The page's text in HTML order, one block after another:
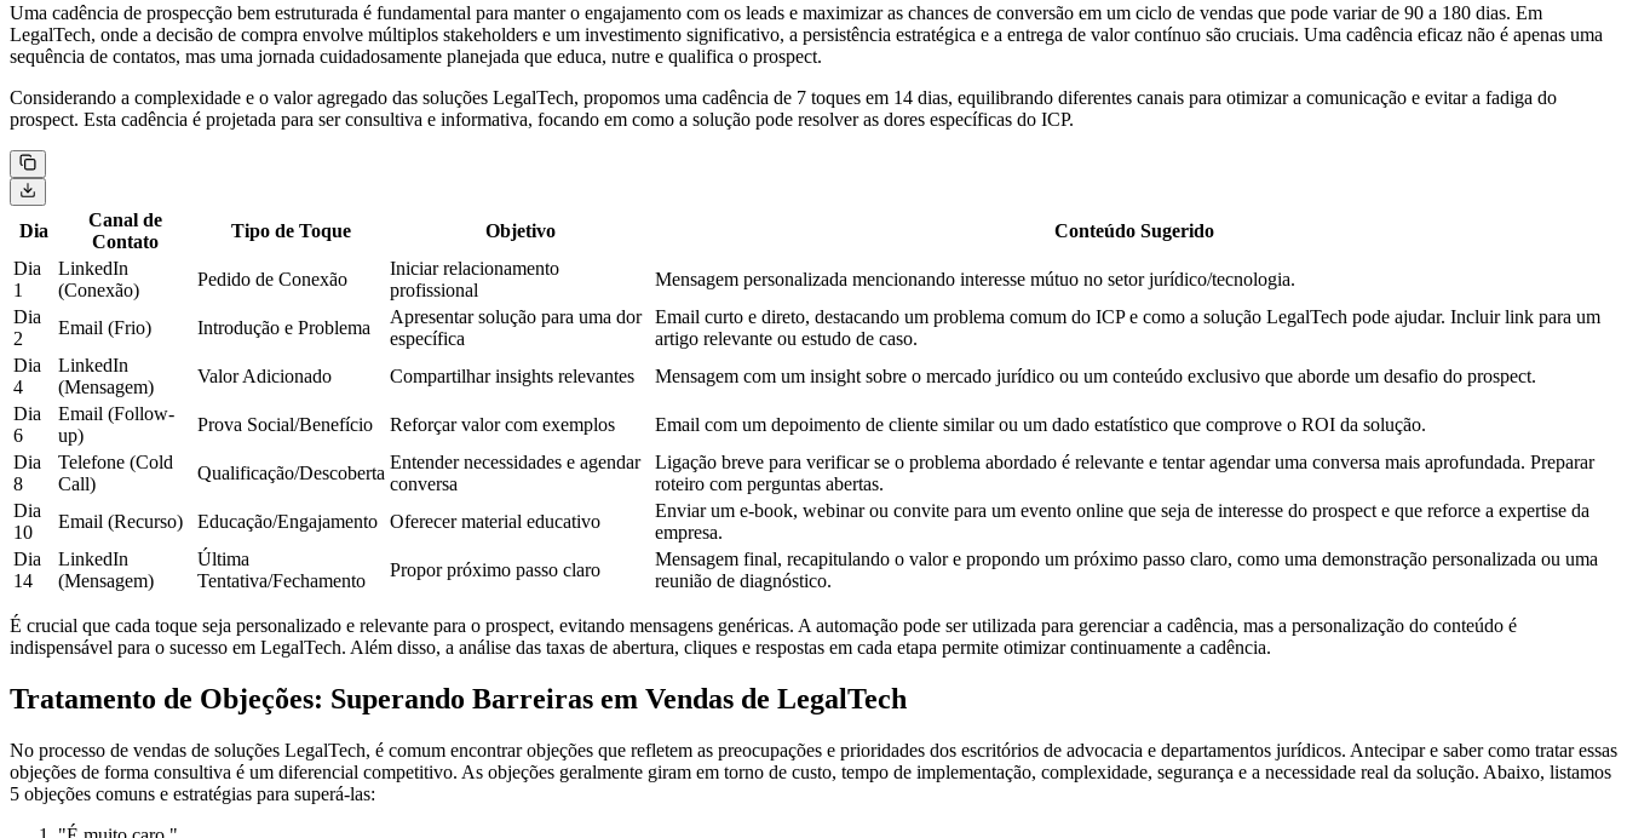
Uma cadência de prospecção bem estruturada é fundamental para manter o engajamento com os leads e maximizar as chances de conversão em um ciclo de vendas que pode variar de 90 a 180 dias. Em
LegalTech, onde a decisão de compra envolve múltiplos stakeholders e um investimento significativo, a persistência estratégica e a entrega de valor contínuo são cruciais. Uma cadência eficaz não é apenas uma
sequência de contatos, mas uma jornada cuidadosamente planejada que educa, nutre e qualifica o prospect.
Considerando a complexidade e o valor agregado das soluções LegalTech, propomos uma cadência de 7 toques em 14 dias, equilibrando diferentes canais para otimizar a comunicação e evitar a fadiga do
prospect. Esta cadência é projetada para ser consultiva e informativa, focando em como a solução pode resolver as dores específicas do ICP.
Dia
Canal de
Contato
Tipo de Toque Objetivo
Conteúdo Sugerido
Dia
1
LinkedIn
(Conexão)
Pedido de Conexão
Iniciar relacionamento
profissional
Mensagem personalizada mencionando interesse mútuo no setor jurídico/tecnologia.
Dia
2
Email (Frio) Introdução e Problema
Apresentar solução para uma dor
específica
Email curto e direto, destacando um problema comum do ICP e como a solução LegalTech pode ajudar. Incluir link para um
artigo relevante ou estudo de caso.
Dia
4
LinkedIn
(Mensagem)
Valor Adicionado Compartilhar insights relevantes
Mensagem com um insight sobre o mercado jurídico ou um conteúdo exclusivo que aborde um desafio do prospect.
Dia
6
Email (Follow-
up)
Prova Social/Benefício Reforçar valor com exemplos
Email com um depoimento de cliente similar ou um dado estatístico que comprove o ROI da solução.
Dia
8
Telefone (Cold
Call)
Qualificação/Descoberta
Entender necessidades e agendar
conversa
Ligação breve para verificar se o problema abordado é relevante e tentar agendar uma conversa mais aprofundada. Preparar
roteiro com perguntas abertas.
Dia
10
Email (Recurso) Educação/Engajamento Oferecer material educativo
Enviar um e-book, webinar ou convite para um evento online que seja de interesse do prospect e que reforce a expertise da
empresa.
Dia
14
LinkedIn
(Mensagem)
Última
Tentativa/Fechamento
Propor próximo passo claro
Mensagem final, recapitulando o valor e propondo um próximo passo claro, como uma demonstração personalizada ou uma
reunião de diagnóstico.
É crucial que cada toque seja personalizado e relevante para o prospect, evitando mensagens genéricas. A automação pode ser utilizada para gerenciar a cadência, mas a personalização do conteúdo é
indispensável para o sucesso em LegalTech. Além disso, a análise das taxas de abertura, cliques e respostas em cada etapa permite otimizar continuamente a cadência.
Tratamento de Objeções: Superando Barreiras em Vendas de LegalTech
No processo de vendas de soluções LegalTech, é comum encontrar objeções que refletem as preocupações e prioridades dos escritórios de advocacia e departamentos jurídicos. Antecipar e saber como tratar essas
objeções de forma consultiva é um diferencial competitivo. As objeções geralmente giram em torno de custo, tempo de implementação, complexidade, segurança e a necessidade real da solução. Abaixo, listamos
5 objeções comuns e estratégias para superá-las: